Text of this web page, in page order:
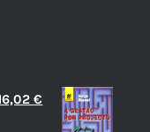
€
preço